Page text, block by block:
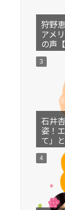
狩野
アメ
の声
石井
姿！
て」